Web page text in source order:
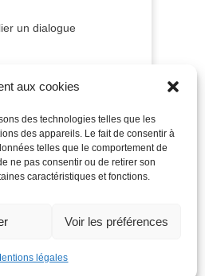
aux cookies
des technologies telles que les
des appareils. Le fait de consentir à
telles que le comportement de
ne pas consentir ou de retirer son
caractéristiques et fonctions.
Voir les préférences
légales
un dialogue